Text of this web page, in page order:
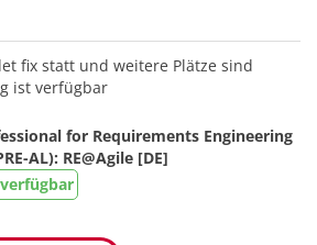
fix statt und weitere Plätze sind
ist verfügbar
for Requirements Engineering
AL): RE@Agile [DE]